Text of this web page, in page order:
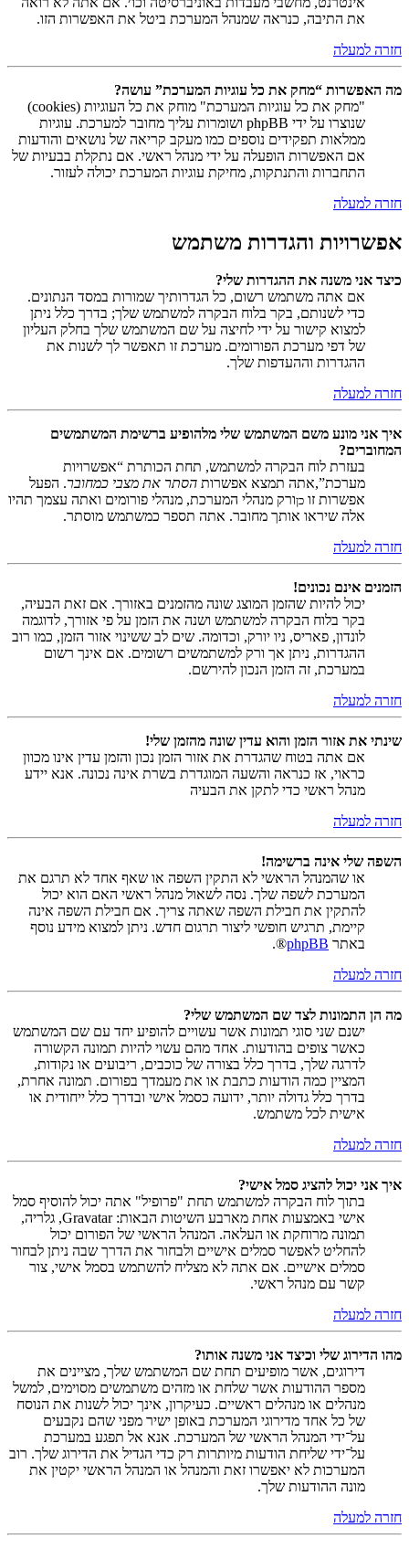
את התיבה, כנראה שמנהל המערכת ביטל את האפשרות הזו.
חזרה למעלה
מה האפשרות “מחק את כל עוגיות המערכת” עושה?
"מחק את כל עוגיות המערכת" מוחק את כל העוגיות (cookies)
שנוצרו על ידי phpBB ושומרות עליך מחובר למערכת. עוגיות
ממלאות תפקידים נוספים כמו מעקב קריאה של נושאים והודעות
אם האפשרות הופעלה על ידי מנהל ראשי. אם נתקלת בבעיות של
התחברות והתנתקות, מחיקת עוגיות המערכת יכולה לעזור.
חזרה למעלה
אפשרויות והגדרות משתמש
כיצד אני משנה את ההגדרות שלי?
אם אתה משתמש רשום, כל הגדרותיך שמורות במסד הנתונים.
כדי לשנותם, בקר בלוח הבקרה למשתמש שלך; בדרך כלל ניתן
למצוא קישור על ידי לחיצה על שם המשתמש שלך בחלק העליון
של דפי מערכת הפורומים. מערכת זו תאפשר לך לשנות את
ההגדרות וההעדפות שלך.
חזרה למעלה
איך אני מונע משם המשתמש שלי מלהופיע ברשימת המשתמשים
המחוברים?
בעזרת לוח הבקרה למשתמש, תחת הכותרת “אפשרויות
מערכת”,אתה תמצא אפשרות הסתר את מצבי כמחובר. הפעל
אפשרות זו כןורק מנהלי המערכת, מנהלי פורומים ואתה עצמך תהיו
אלה שיראו אותך מחובר. אתה תספר כמשתמש מוסתר.
חזרה למעלה
הזמנים אינם נכונים!
יכול להיות שהזמן המוצג שונה מהזמנים באזורך. אם זאת הבעיה,
בקר בלוח הבקרה למשתמש ושנה את הזמן על פי אזורך, לדוגמה
לונדון, פאריס, ניו יורק, וכדומה. שים לב ששינוי אזור הזמן, כמו רוב
ההגדרות, ניתן אך ורק למשתמשים רשומים. אם אינך רשום
במערכת, זה הזמן הנכון להירשם.
חזרה למעלה
שינתי את אזור הזמן והוא עדין שונה מהזמן שלי!
אם אתה בטוח שהגדרת את אזור הזמן נכון והזמן עדין אינו מכוון
כראוי, אז כנראה והשעה המוגדרת בשרת אינה נכונה. אנא יידע
מנהל ראשי כדי לתקן את הבעיה
חזרה למעלה
השפה שלי אינה ברשימה!
או שהמנהל הראשי לא התקין השפה או שאף אחד לא תרגם את
המערכת לשפה שלך. נסה לשאול מנהל ראשי האם הוא יכול
להתקין את חבילת השפה שאתה צריך. אם חבילת השפה אינה
קיימת, תרגיש חופשי ליצור תרגום חדש. ניתן למצוא מידע נוסף
באתר phpBB
®.
חזרה למעלה
מה הן התמונות לצד שם המשתמש שלי?
ישנם שני סוגי תמונות אשר עשויים להופיע יחד עם שם המשתמש
כאשר צופים בהודעות. אחד מהם עשוי להיות תמונה הקשורה
לדרגה שלך, בדרך כלל בצורה של כוכבים, ריבועים או נקודות,
המציין כמה הודעות כתבת או את מעמדך בפורום. תמונה אחרת,
בדרך כלל גדולה יותר, ידועה כסמל אישי ובדרך כלל ייחודית או
אישית לכל משתמש.
חזרה למעלה
איך אני יכול להציג סמל אישי?
בתוך לוח הבקרה למשתמש תחת "פרופיל" אתה יכול להוסיף סמל
אישי באמצעות אחת מארבע השיטות הבאות: Gravatar, גלריה,
תמונה מרוחקת או העלאה. המנהל הראשי של הפורום יכול
להחליט לאפשר סמלים אישיים ולבחור את הדרך שבה ניתן לבחור
סמלים אישיים. אם אתה לא מצליח להשתמש בסמל אישי, צור
קשר עם מנהל ראשי.
חזרה למעלה
מהו הדירוג שלי וכיצד אני משנה אותו?
דירוגים, אשר מופיעים תחת שם המשתמש שלך, מציינים את
מספר ההודעות אשר שלחת או מזהים משתמשים מסוימים, למשל
מנהלים או מנהלים ראשיים. כעיקרון, אינך יכול לשנות את הנוסח
של כל אחד מדירוגי המערכת באופן ישיר מפני שהם נקבעים
על־ידי המנהל הראשי של המערכת. אנא אל תפגע במערכת
על־ידי שליחת הודעות מיותרות רק כדי הגדיל את הדירוג שלך. רוב
המערכות לא יאפשרו זאת והמנהל או המנהל הראשי יקטין את
מונה ההודעות שלך.
חזרה למעלה